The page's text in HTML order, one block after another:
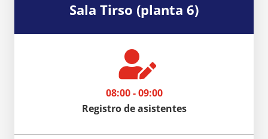
Sala Tirso (planta 6)

08:00 - 09:00
Registro de asistentes